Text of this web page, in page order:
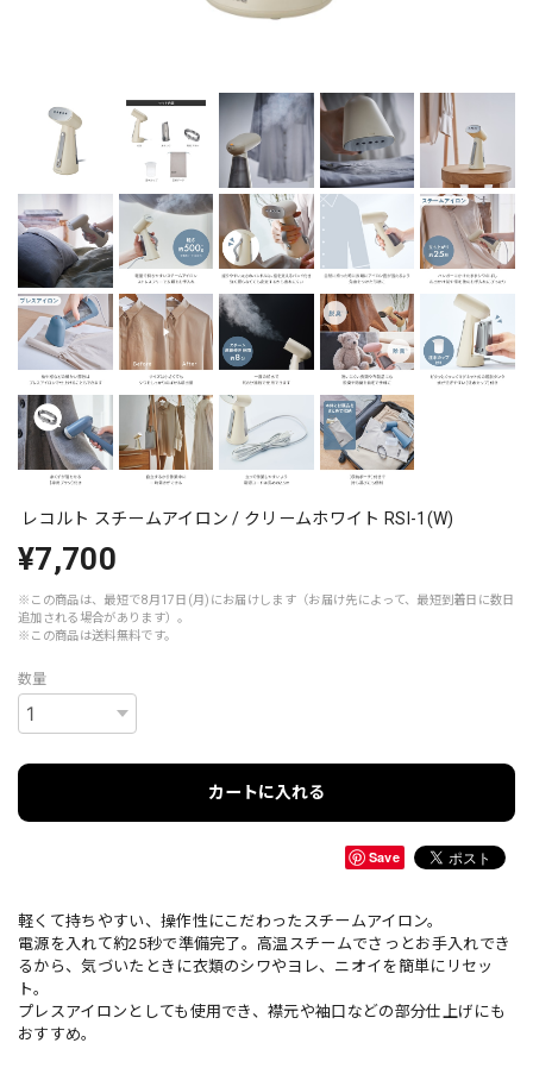
レコルト スチームアイロン / クリームホワイト RSI-1(W)
¥7,700
※この商品は、最短で8月17日(月)にお届けします（お届け先によって、最短到着日に数日
追加される場合があります）。
※この商品は送料無料です。
数量
カートに入れる
Save
軽くて持ちやすい、操作性にこだわったスチームアイロン。
電源を入れて約25秒で準備完了。高温スチームでさっとお手入れでき
るから、気づいたときに衣類のシワやヨレ、ニオイを簡単にリセッ
ト。
プレスアイロンとしても使用でき、襟元や袖口などの部分仕上げにも
おすすめ。